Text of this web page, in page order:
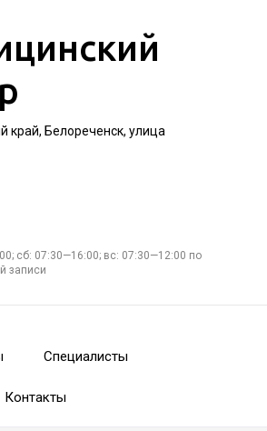
край, Белореченск, улица
сб: 07:30—16:00; вс: 07:30—12:00 по
записи
Специалисты
Контакты